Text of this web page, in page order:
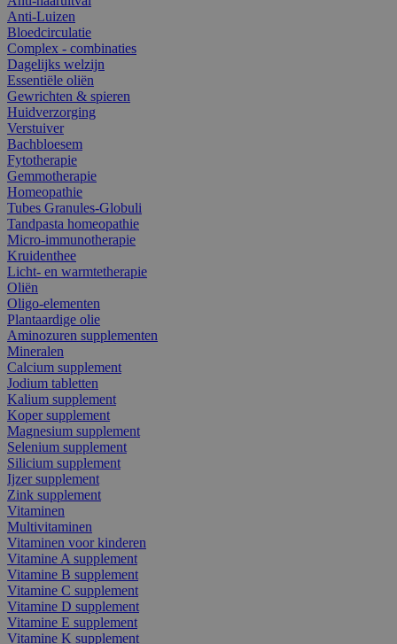
Anti-Luizen
Bloedcirculatie
Complex - combinaties
Dagelijks welzijn
Essentiële oliën
Gewrichten & spieren
Huidverzorging
Verstuiver
Bachbloesem
Fytotherapie
Gemmotherapie
Homeopathie
Tubes Granules-Globuli
Tandpasta homeopathie
Micro-immunotherapie
Kruidenthee
Licht- en warmtetherapie
Oliën
Oligo-elementen
Plantaardige olie
Aminozuren supplementen
Mineralen
Calcium supplement
Jodium tabletten
Kalium supplement
Koper supplement
Magnesium supplement
Selenium supplement
Silicium supplement
Ijzer supplement
Zink supplement
Vitaminen
Multivitaminen
Vitaminen voor kinderen
Vitamine A supplement
Vitamine B supplement
Vitamine C supplement
Vitamine D supplement
Vitamine E supplement
Vitamine K supplement